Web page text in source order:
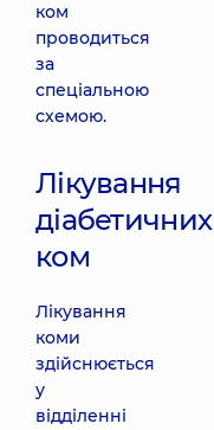
ком
проводиться
за
спеціальною
схемою.
Лікування
діабетичних
ком
Лікування
коми
здійснюється
у
відділенні